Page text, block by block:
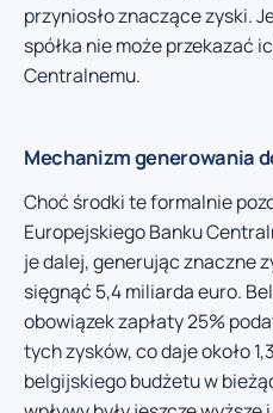
przyniosło znaczące zyski.
spółka nie może przekazać
Centralnemu.
Mechanizm generowania
Choć środki te formalnie
Europejskiego Banku
je dalej, generując znaczne
sięgnąć 5,4 miliarda euro.
obowiązek zapłaty 25%
tych zysków, co daje około
belgijskiego budżetu w